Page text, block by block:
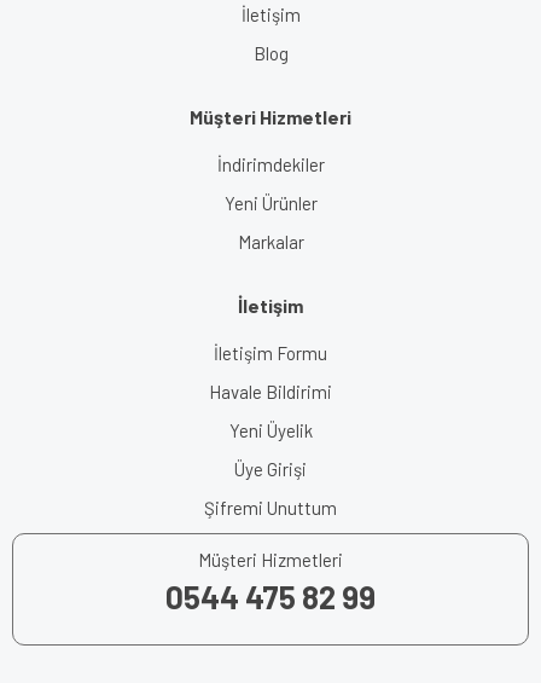
İletişim
Blog
Müşteri Hizmetleri
İndirimdekiler
Yeni Ürünler
Markalar
İletişim
İletişim Formu
Havale Bildirimi
Yeni Üyelik
Üye Girişi
Şifremi Unuttum
Müşteri Hizmetleri
0544 475 82 99